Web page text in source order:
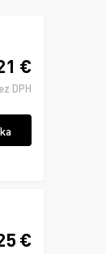
€
DPH
€